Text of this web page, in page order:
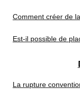
Comment créer de la
Est-il possible de
La rupture